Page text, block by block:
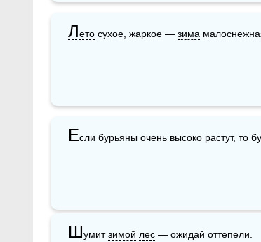
Лето сухое, жаркое — зима
Если бурьяны очень высоко растут, то
Шумит зимой лес — ожидай оттепели.